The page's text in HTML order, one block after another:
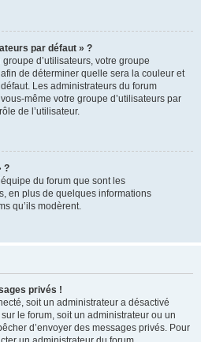
par défaut » ?
d’utilisateurs, votre groupe
de déterminer quelle sera la couleur et
Les administrateurs du forum
même votre groupe d’utilisateurs par
de l’utilisateur.
?
du forum que sont les
en plus de quelques informations
qu’ils modèrent.
privés !
soit un administrateur a désactivé
le forum, soit un administrateur ou un
d’envoyer des messages privés. Pour